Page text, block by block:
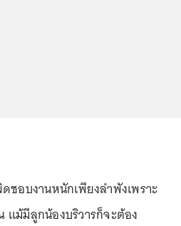
อบงานหนักเพียงลำพังเพราะ
ม้มีลูกน้องบริวารก็จะต้อง